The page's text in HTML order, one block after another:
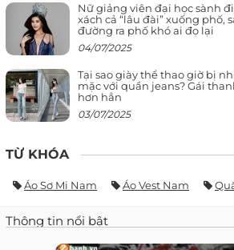
Nữ giảng viên đại học sành
xách cả “lâu đài” xuống phố,
đường ra phố khó ai đọ lại
04/07/2025
Tại sao giày thể thao giờ bị
mặc với quần jeans? Gái
hơn hẳn
03/07/2025
TỪ KHÓA
Áo Sơ Mi Nam Áo Vest Nam
Thông tin nổi bật